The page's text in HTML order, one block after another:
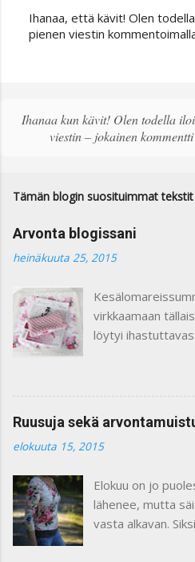
L
ä
e
t
t
i
Ihanaa, että kävit! Olen
pienen viestin
Ihanaa kun kävit! Olen todella
viestin – jokainen
Tämän blogin suosituimmat tekstit
Arvonta blogissani
heinäkuuta 25, 2015
virkkaamaan
löytyi
lehtien
ja niin kauniita.
kaikkea mitä voi
käyttäen keksiä
Paljon on tullutkin
virkkaamiseen.
ruusukankaalla.
ommellen. Pieni
Ruusuja sekä
elokuuta 15, 2015
Elokuu on jo
lähenee, mutta
vasta alkavan.